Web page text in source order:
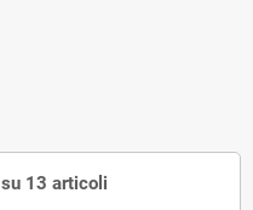
13 articoli